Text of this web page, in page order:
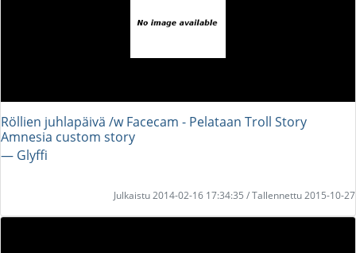
Röllien juhlapäivä /w Facecam - Pelataan Troll Story
Amnesia custom story
― Glyffi
Julkaistu 2014-02-16 17:34:35 / Tallennettu 2015-10-27